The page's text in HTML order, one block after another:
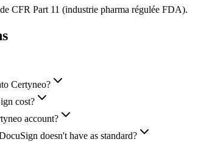
CFR Part 11 (industrie pharma régulée FDA).
Certyneo?
cost?
account?
doesn't have as standard?